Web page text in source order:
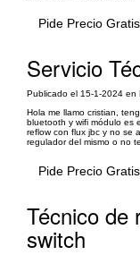
Pide Precio Gratis
Servicio
Publicado el 15-1-2024 en
Hola me llamo cristian,
bluetooth y wifi módulo es
reflow con flux jbc y no se
regulador del mismo o no
Pide Precio Gratis
Técnico de
switch